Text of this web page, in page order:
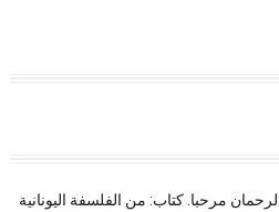
مرحبا. كتاب: من الفلسفة اليونانية